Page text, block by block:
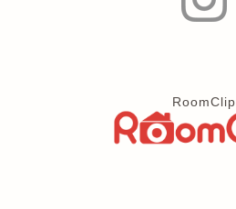
RoomClip